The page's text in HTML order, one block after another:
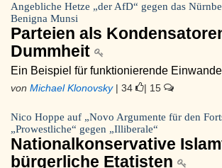
Angebliche Hetze „der AfD“ gegen das
Benigna Munsi
Parteien als
Dummheit
Ein Beispiel für funktionierende
von Michael Klonovsky| 34 | 15
Nico Hoppe auf „Novo Argumente für den
„Prowestliche“ gegen „Illiberale“
Nationalkonservative
bürgerliche Etatisten